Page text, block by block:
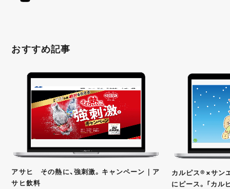
おすすめ記事
アサヒ その熱に、強刺激。キャンペーン｜ア
サヒ飲料
カルピス®×サン
にピース。「カル